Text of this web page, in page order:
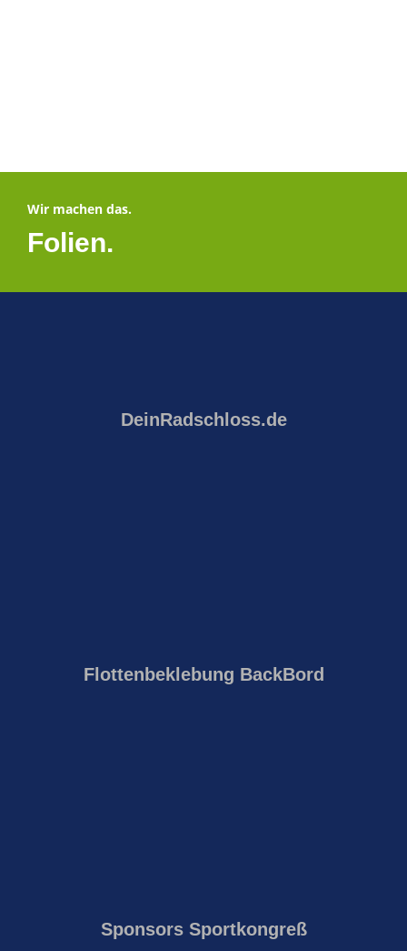
Wir machen das.
Folien­.
DeinRadschloss.de
Flottenbeklebung BackBord
Sponsors Sportkongreß